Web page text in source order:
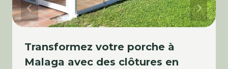
Transformez votre porche à
Malaga avec des clôtures en